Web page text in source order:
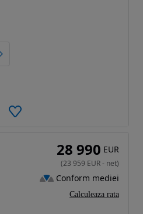
28 990 EUR
(23 959 EUR- net)
Conform mediei
Calculeaza rata